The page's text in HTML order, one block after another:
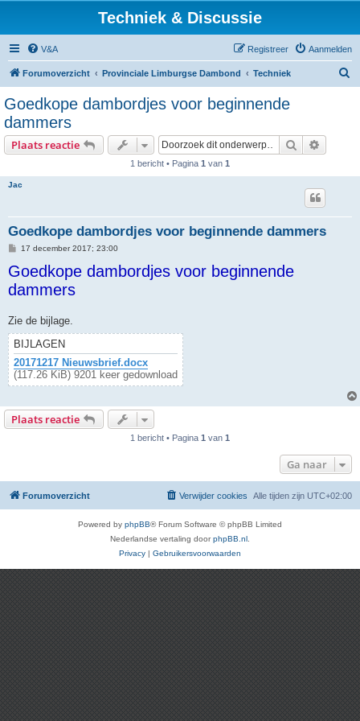
Techniek & Discussie
V&A Aanmelden
Registreer
Forumoverzicht Provinciale Limburgse Dambond Techniek
Goedkope dambordjes voor beginnende
dammers
Plaats reactie Zoek
1 bericht • Pagina 1 van 1
Jac
Goedkope dambordjes voor beginnende dammers
B
r
i
c
h
17 december 2017; 23:00
Goedkope dambordjes voor beginnende
dammers
Zie de bijlage.
BIJLAGEN
20171217 Nieuwsbrief.docx
(117.26 KiB) 9201 keer gedownload
Plaats reactie
1 bericht • Pagina 1 van 1
Ga naar
Forumoverzicht Alle tijden zijn UTC+02:00
Verwijder cookies
Powered by phpBB® Forum Software © phpBB Limited
Nederlandse vertaling doorphpBB.nl
Privacy | Gebruikersvoorwaarden